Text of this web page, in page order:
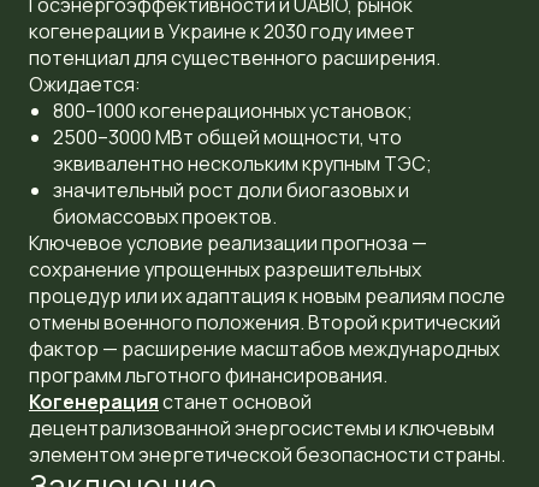
когенерации в Украине к 2030 году имеет
потенциал для существенного расширения.
Ожидается:
800–1000 когенерационных установок;
2500–3000 МВт общей мощности, что
эквивалентно нескольким крупным ТЭС;
значительный рост доли биогазовых и
биомассовых проектов.
Ключевое условие реализации прогноза —
сохранение упрощенных разрешительных
процедур или их адаптация к новым реалиям после
отмены военного положения. Второй критический
фактор — расширение масштабов международных
программ льготного финансирования.
Когенерациястанет основой
децентрализованной энергосистемы и ключевым
элементом энергетической безопасности страны.